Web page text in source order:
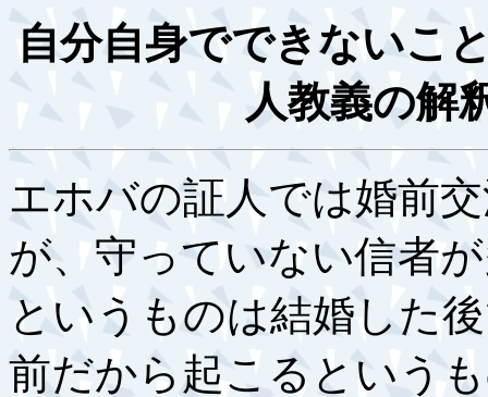
自分自身でできないこ
人教義の解
エホバの証人では婚前
が、守っていない信者
というものは結婚した
前だから起こるという